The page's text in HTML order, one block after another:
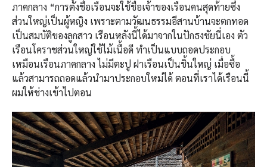
ภาคกลาง “การตั้งชื่อเรือนจะใช้ชื่อเจ้าของเรือนคนสุดท้ายซึ่ง
ส่วนใหญ่เป็นผู้หญิง เพราะตามวัฒนธรรมอีสานบ้านจะตกทอด
เป็นสมบัติของลูกสาว เรือนหลังนี้ได้มาจากในปักธงชัยนี่เอง ตัว
เรือนโคราชส่วนใหญ่ใช้ไม้เนื้อดี ทำเป็นแบบถอดประกอบ
เหมือนเรือนภาคกลาง ไม่มีตะปู ฝาเรือนเป็นชิ้นใหญ่ เมื่อซื้อ
แล้วสามารถถอดแล้วนำมาประกอบใหม่ได้ ตอนที่เราได้เรือนนี้
ผมให้ช่างเข้าไปตอน